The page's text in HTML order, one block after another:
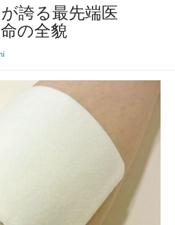
誇る最先端医
の全貌